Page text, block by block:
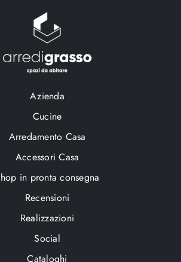
Azienda
Cucine
Arredamento Casa
Accessori Casa
in pronta consegna
Recensioni
Realizzazioni
Social
Cataloghi